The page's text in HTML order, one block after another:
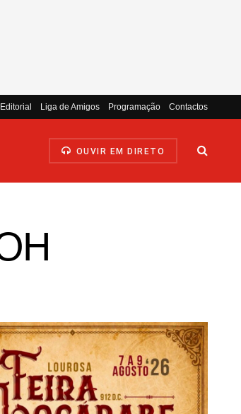
Editorial Liga de Amigos Programação Contactos
OUVIR EM DIRETO